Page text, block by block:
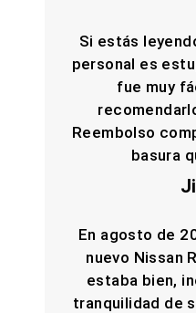
Si estás
personal es
fue muy
Reembolso
basura
En agosto de
nuevo Nissan
estaba bien,
tranquilidad de